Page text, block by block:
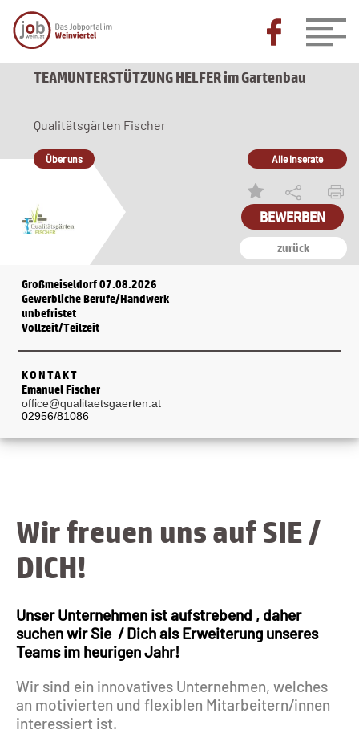
TEAMUNTERSTÜTZUNG HELFER im Gartenbau
zurück
Qualitätsgärten Fischer
Über uns Alle Inserate
BEWERBEN
Großmeiseldorf 07.08.2026
Gewerbliche Berufe/Handwerk
unbefristet
Vollzeit/Teilzeit
KONTAKT
Emanuel Fischer
office@qualitaetsgaerten.at
02956/81086
Wir freuen uns auf SIE /
DICH!
Unser Unternehmen ist aufstrebend , daher
suchen wir Sie / Dich als Erweiterung unseres
Teams im heurigen Jahr!
Wir sind ein innovatives Unternehmen, welches
an motivierten und flexiblen Mitarbeitern/innen
interessiert ist.